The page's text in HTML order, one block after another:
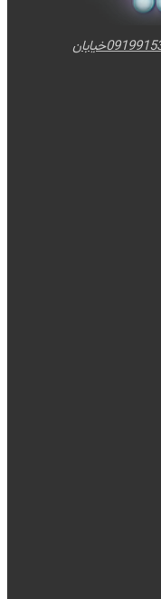
خیابان